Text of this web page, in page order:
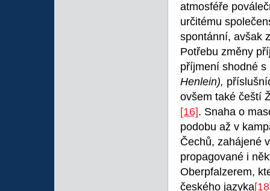
atmosféře
určitému
spontánní, avšak
Potřebu změny
příjmení shodné
Henlein),
ovšem také čeští
[16]. Snaha o
podobu až v
Čechů, zahájené
propagované i
Oberpfalzerem,
českého jazyka